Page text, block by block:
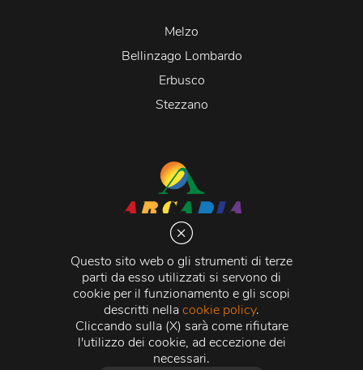
Questo sito web o gli strumenti di terze
parti da esso utilizzati si servono di
cookie per il funzionamento e gli scopi
descritti nellacookie policy.
Cliccando sulla (X) sarà come rifiutare
l'utilizzo dei cookie, ad eccezione dei
necessari.
Melzo
Bellinzago Lombardo
Erbusco
Stezzano
Via Martiri della Libertà 20066 Melzo (MI)
C.C.I.A.A. - R.E.A di Milano n. 1427910
Registro delle Imprese di Milano n. 338392 -
Fiscale e Partita Iva11015840157 | Capitale Sociale
500.000,00 i.v.
Credits:Crea Informatica S.r.l. 2026 © Tutti i diritti
riservati.